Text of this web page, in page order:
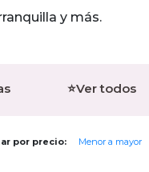
y más.
⭐Ver todos
por precio: Menor a mayor